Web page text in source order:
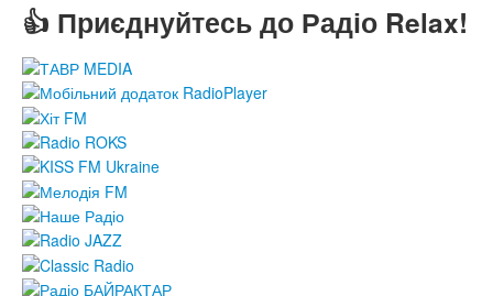
👍 Приєднуйтесь до Радіо Relax!